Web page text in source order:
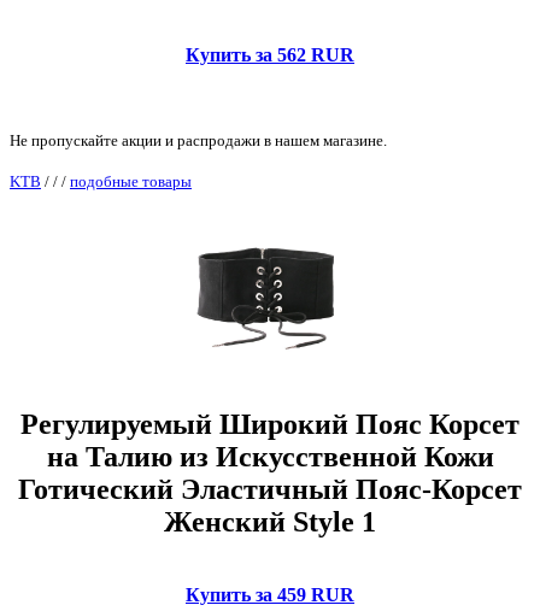
Купить за 562 RUR
Не пропускайте акции и распродажи в нашем магазине.
KTB / / / подобные товары
Регулируемый Широкий Пояс Корсет
на Талию из Искусственной Кожи
Готический Эластичный Пояс-Корсет
Женский Style 1
Купить за 459 RUR